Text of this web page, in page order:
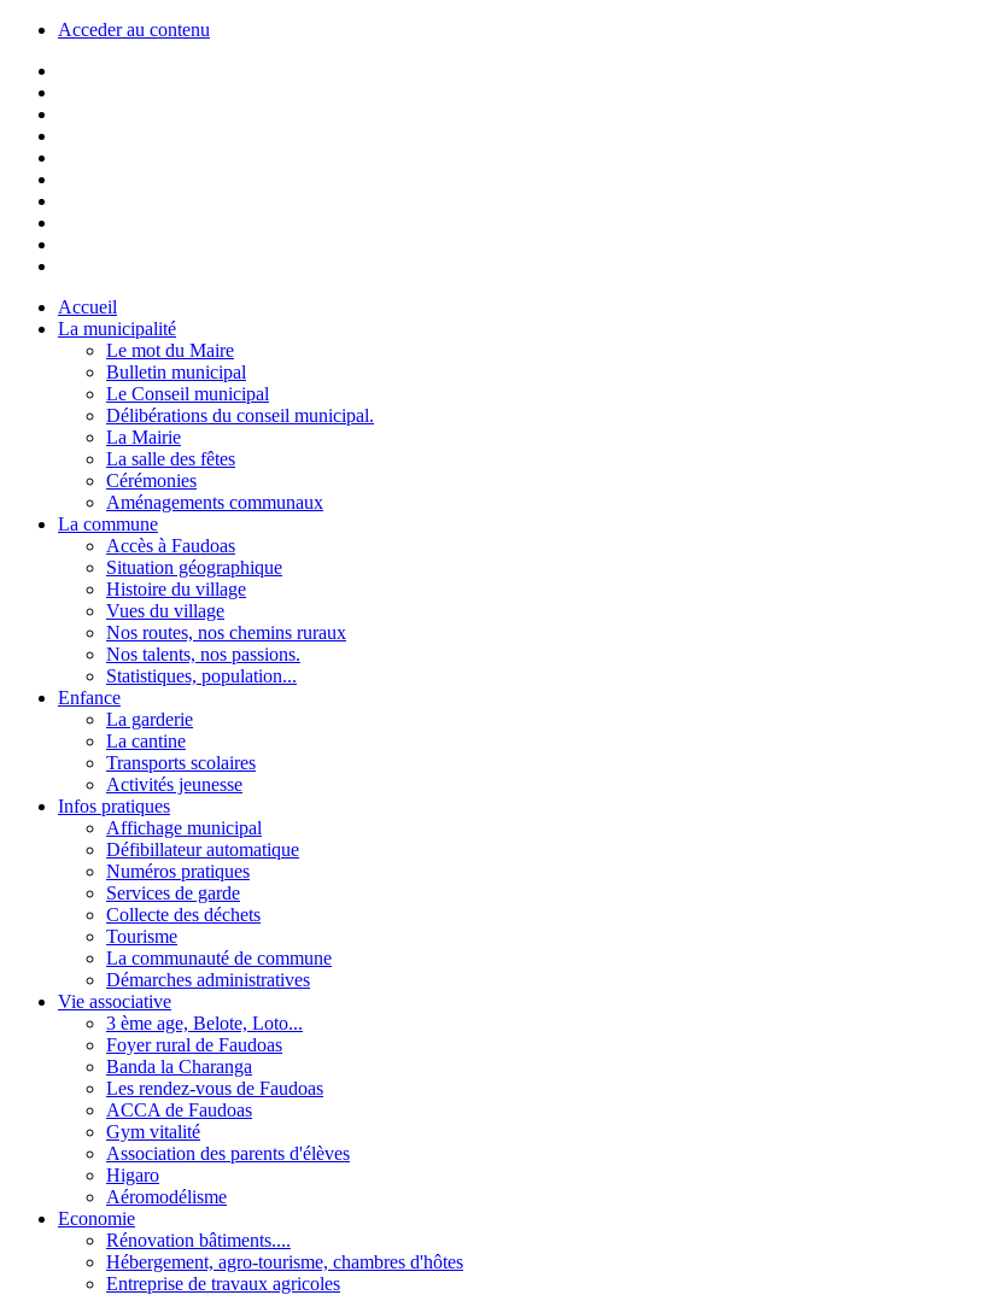
Acceder au contenu
Accueil
La municipalité
Le mot du Maire
Bulletin municipal
Le Conseil municipal
Délibérations du conseil municipal.
La Mairie
La salle des fêtes
Cérémonies
Aménagements communaux
La commune
Accès à Faudoas
Situation géographique
Histoire du village
Vues du village
Nos routes, nos chemins ruraux
Nos talents, nos passions.
Statistiques, population...
Enfance
La garderie
La cantine
Transports scolaires
Activités jeunesse
Infos pratiques
Affichage municipal
Défibillateur automatique
Numéros pratiques
Services de garde
Collecte des déchets
Tourisme
La communauté de commune
Démarches administratives
Vie associative
3 ème age, Belote, Loto...
Foyer rural de Faudoas
Banda la Charanga
Les rendez-vous de Faudoas
ACCA de Faudoas
Gym vitalité
Association des parents d'élèves
Higaro
Aéromodélisme
Economie
Rénovation bâtiments....
Hébergement, agro-tourisme, chambres d'hôtes
Entreprise de travaux agricoles